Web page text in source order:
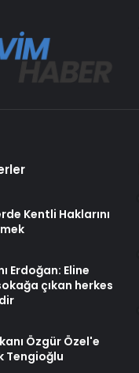
Kentli Haklarını
Erdoğan: Eline
çıkan herkes
Özgür Özel'e
Tengioğlu